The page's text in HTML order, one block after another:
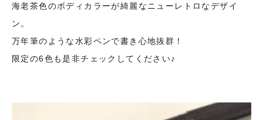
海老茶色のボディカラーが綺麗なニューレトロなデザイ
ン。
万年筆のような水彩ペンで書き心地抜群！
限定の6色も是非チェックしてください♪